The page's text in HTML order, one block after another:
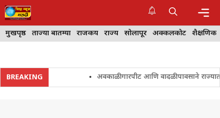
Skip
to
content
मुखपृष्ठ ताज्या बातम्या राजकीय राज्य सोलापूर अक्कलकोट शैक्षणिक
BREAKING अवकाळी गारपीट आणि वादळी पावसाने राज्यातील